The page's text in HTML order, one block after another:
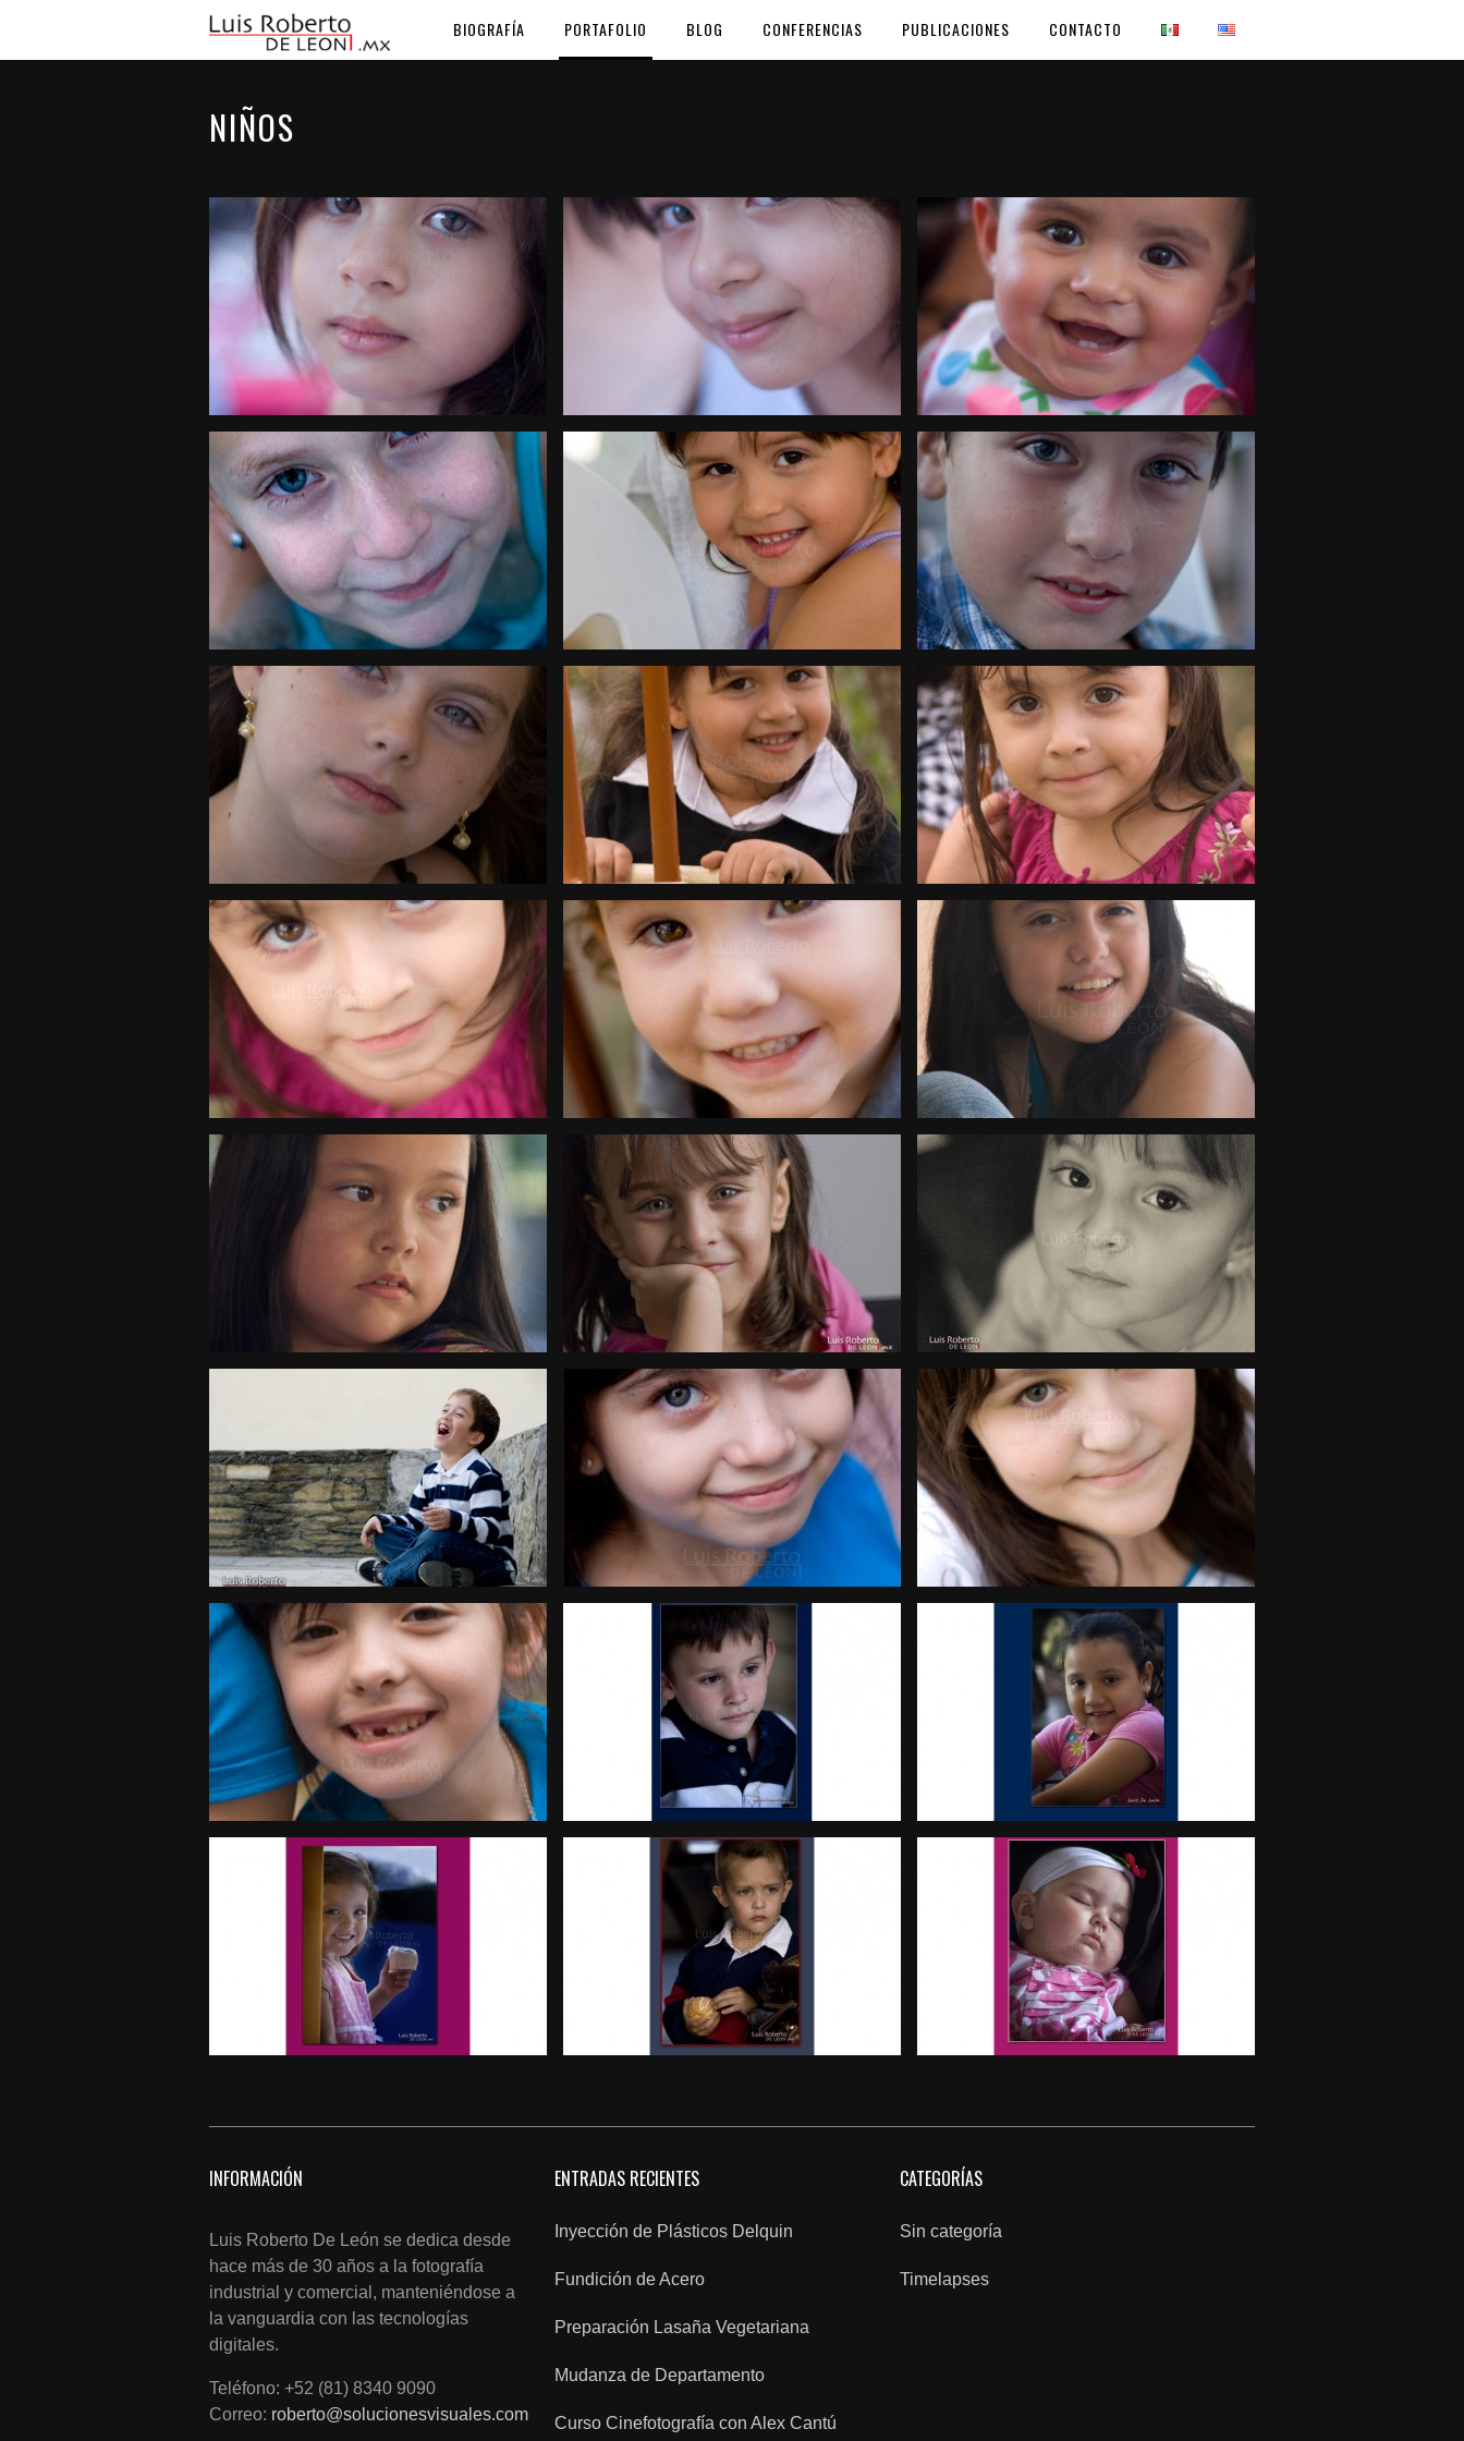
BIOGRAFÍA PORTAFOLIO BLOG CONFERENCIAS PUBLICACIONES CONTACTO
NIÑOS
INFORMACIÓN
Luis Roberto De León se dedica desde
hace más de 30 años a la fotografía
industrial y comercial, manteniéndose a
la vanguardia con las tecnologías
digitales.
Teléfono: +52 (81) 8340 9090
Correo: roberto@solucionesvisuales.com
ENTRADAS RECIENTES
Inyección de Plásticos Delquin
Fundición de Acero
Preparación Lasaña Vegetariana
Mudanza de Departamento
Curso Cinefotografía con Alex Cantú
CATEGORÍAS
Sin categoría
Timelapses